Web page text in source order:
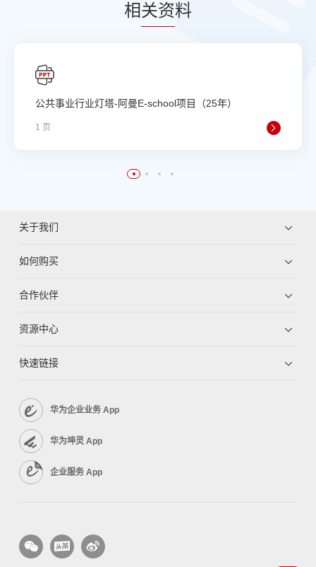
相关资料
公共事业行业灯塔-阿曼E-school项目（25年）
1 页
关于我们
如何购买
合作伙伴
资源中心
快速链接
华为企业业务 App
华为坤灵 App
企业服务 App